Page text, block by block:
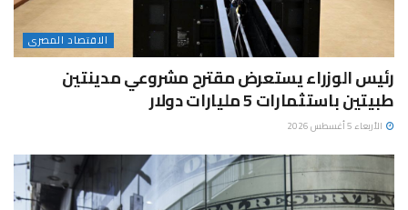
الاقتصاد المصرى
رئيس الوزراء يستعرض مقترح مشروعي مدينتين
طبيتين باستثمارات 5 مليارات دولار
الأربعاء 5 أغسطس 2026